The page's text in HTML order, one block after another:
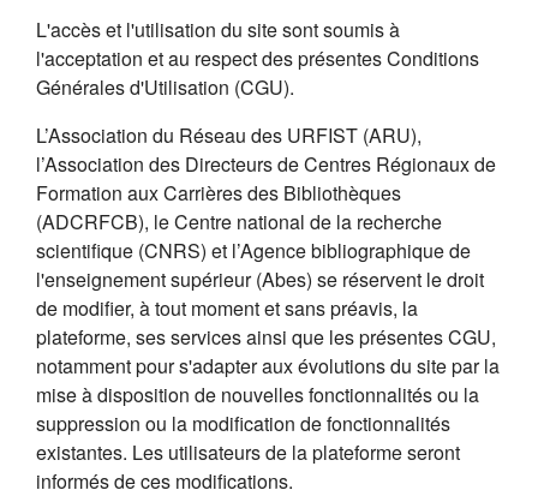
L'accès et l'utilisation du site sont soumis à
l'acceptation et au respect des présentes Conditions
Générales d'Utilisation (CGU).
L’Association du Réseau des URFIST (ARU),
l’Association des Directeurs de Centres Régionaux de
Formation aux Carrières des Bibliothèques
(ADCRFCB), le Centre national de la recherche
scientifique (CNRS) et l’Agence bibliographique de
l'enseignement supérieur (Abes) se réservent le droit
de modifier, à tout moment et sans préavis, la
plateforme, ses services ainsi que les présentes CGU,
notamment pour s'adapter aux évolutions du site par la
mise à disposition de nouvelles fonctionnalités ou la
suppression ou la modification de fonctionnalités
existantes. Les utilisateurs de la plateforme seront
informés de ces modifications.